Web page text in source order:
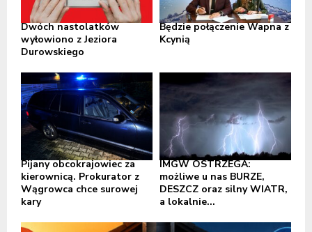
Dwóch nastolatków
wyłowiono z Jeziora
Durowskiego
Będzie połączenie Wapna z
Kcynią
Pijany obcokrajowiec za
kierownicą. Prokurator z
Wągrowca chce surowej
kary
IMGW OSTRZEGA:
możliwe u nas BURZE,
DESZCZ oraz silny WIATR,
a lokalnie...